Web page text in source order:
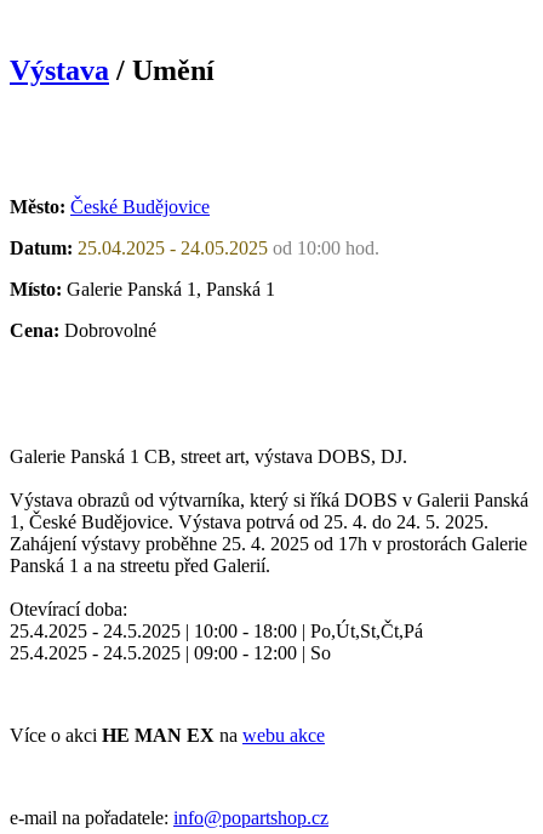
Výstava / Umění
Město: České Budějovice
Datum: 25.04.2025 - 24.05.2025 od 10:00 hod.
Místo: Galerie Panská 1, Panská 1
Cena: Dobrovolné
Galerie Panská 1 CB, street art, výstava DOBS, DJ.
Výstava obrazů od výtvarníka, který si říká DOBS v Galerii Panská
1, České Budějovice. Výstava potrvá od 25. 4. do 24. 5. 2025.
Zahájení výstavy proběhne 25. 4. 2025 od 17h v prostorách Galerie
Panská 1 a na streetu před Galerií.
Otevírací doba:
25.4.2025 - 24.5.2025 | 10:00 - 18:00 | Po,Út,St,Čt,Pá
25.4.2025 - 24.5.2025 | 09:00 - 12:00 | So
Více o akci HE MAN EX na webu akce
e-mail na pořadatele: info@popartshop.cz